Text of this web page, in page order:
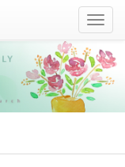
Toggle